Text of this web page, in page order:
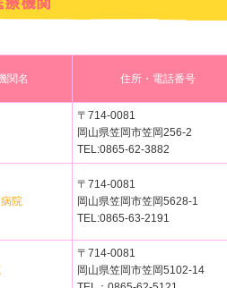
関名 住所・電話番号
〒714-0081
岡山県笠岡市笠岡256-2
TEL:0865-62-3882
院
〒714-0081
岡山県笠岡市笠岡5628-1
TEL:0865-63-2191
〒714-0081
岡山県笠岡市笠岡5102-14